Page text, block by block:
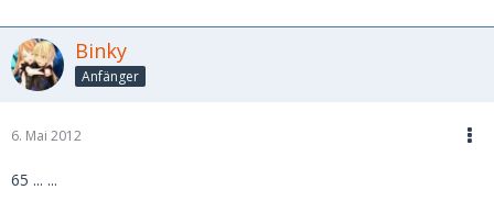
Binky
Anfänger
6. Mai 2012
65 ... ...